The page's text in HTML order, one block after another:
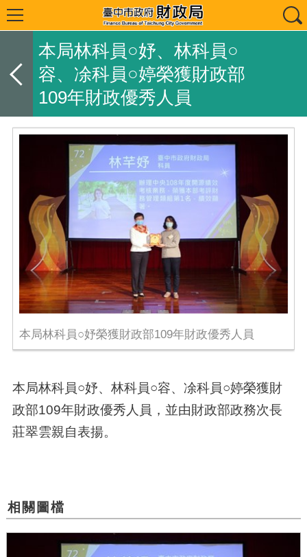
本局林科員○妤、林科員○
容、凃科員○婷榮獲財政部
109年財政優秀人員
本局林科員○妤榮獲財政部109年財政優秀人員
本局林科員○妤、林科員○容、凃科員○婷榮獲財
政部109年財政優秀人員，並由財政部政務次長
莊翠雲親自表揚。
相關圖檔